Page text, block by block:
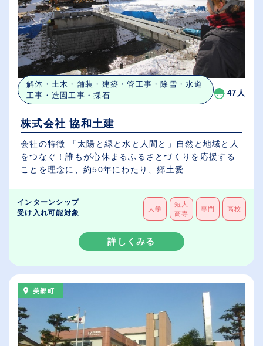
解体・土木・舗装・建築・管工事・除雪・水道
工事・造園工事・採石
47人
株式会社 協和土建
会社の特徴 「太陽と緑と水と人間と」自然と地域と人
をつなぐ！誰もが心休まるふるさとづくりを応援する
ことを理念に、約50年にわたり、郷土愛...
インターンシップ
受け入れ可能対象
大学
短大
高専
専門 高校
詳しくみる
美郷町